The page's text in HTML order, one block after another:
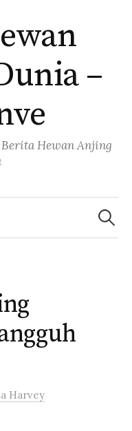
–
Hewan Anjing
Search
for:
Harvey